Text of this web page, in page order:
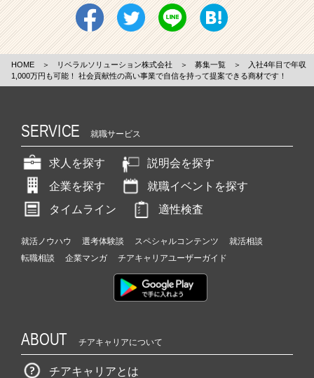
HOME ＞ リベラルソリューション株式会社 ＞ 募集一覧 ＞
入社4年目で年収
1,000万円も可能！ 社会貢献性の高い事業で自信を持って提案できる商材です！
SERVICE 就職サービス
求人を探す
説明会を探す
企業を探す
就職イベントを探す
タイムライン
適性検査
就活ノウハウ 選考体験談 スペシャルコンテンツ
就活相談
転職相談
企業マンガ チアキャリアユーザーガイド
ABOUT チアキャリアについて
チアキャリアとは